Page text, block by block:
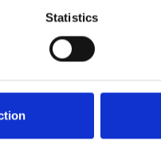
Statistics